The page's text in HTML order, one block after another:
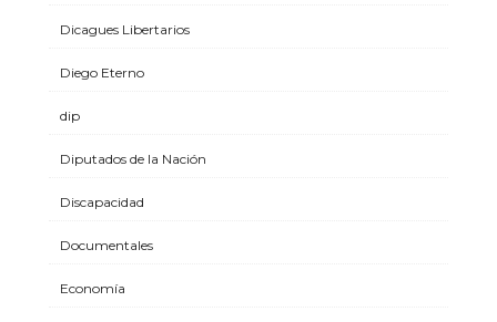
Dicagues Libertarios
Diego Eterno
dip
Diputados de la Nación
Discapacidad
Documentales
Economía